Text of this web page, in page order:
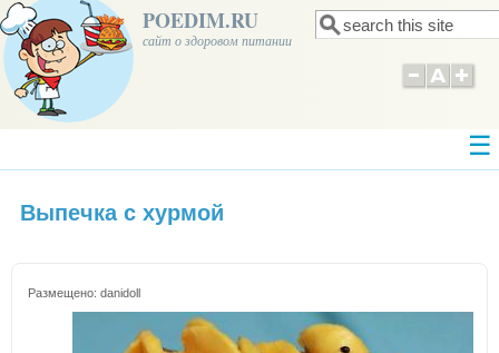
POEDIM.RU
сайт о здоровом питании Форма поиска
Поиск
Выпечка с хурмой
Размещено: danidoll